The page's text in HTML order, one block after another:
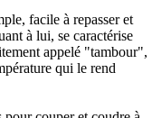
facile à repasser et
à lui, se caractérise
appelé "tambour",
qui le rend